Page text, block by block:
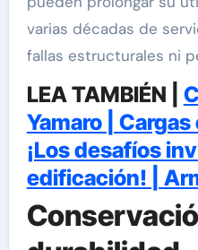
varias décadas de
fallas estructurales ni
LEA TAMBIÉN |
Yamaro |
¡Los desafíos
edificación! |